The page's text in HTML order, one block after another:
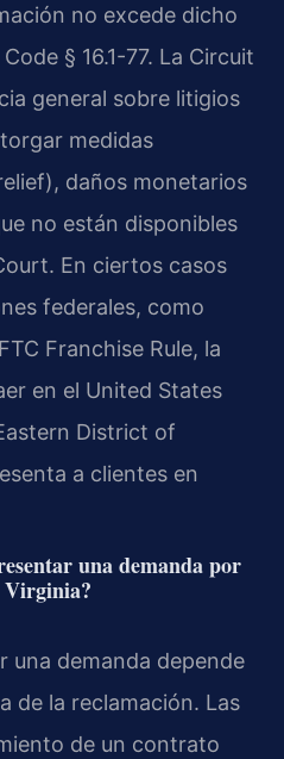
no excede dicho
§ 16.1-77. La Circuit
general sobre litigios
medidas
daños monetarios
no están disponibles
En ciertos casos
federales, como
Franchise Rule, la
en el United States
District of
a clientes en
una demanda por
Virginia?
una demanda depende
de la reclamación. Las
de un contrato